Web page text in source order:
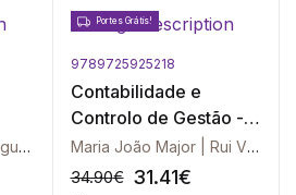
Joaquim Caetano | Miguel Nuno Portugal | João Pedro Portugal
Portes Grátis!
9789725925218
Contabilidade e
Controlo de Gestão -
2ª edição
Maria João Major | Rui Vieira
34.90€ 31.41€